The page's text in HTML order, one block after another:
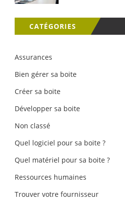
CATÉGORIES
Assurances
Bien gérer sa boite
Créer sa boite
Développer sa boite
Non classé
Quel logiciel pour sa boite ?
Quel matériel pour sa boite ?
Ressources humaines
Trouver votre fournisseur